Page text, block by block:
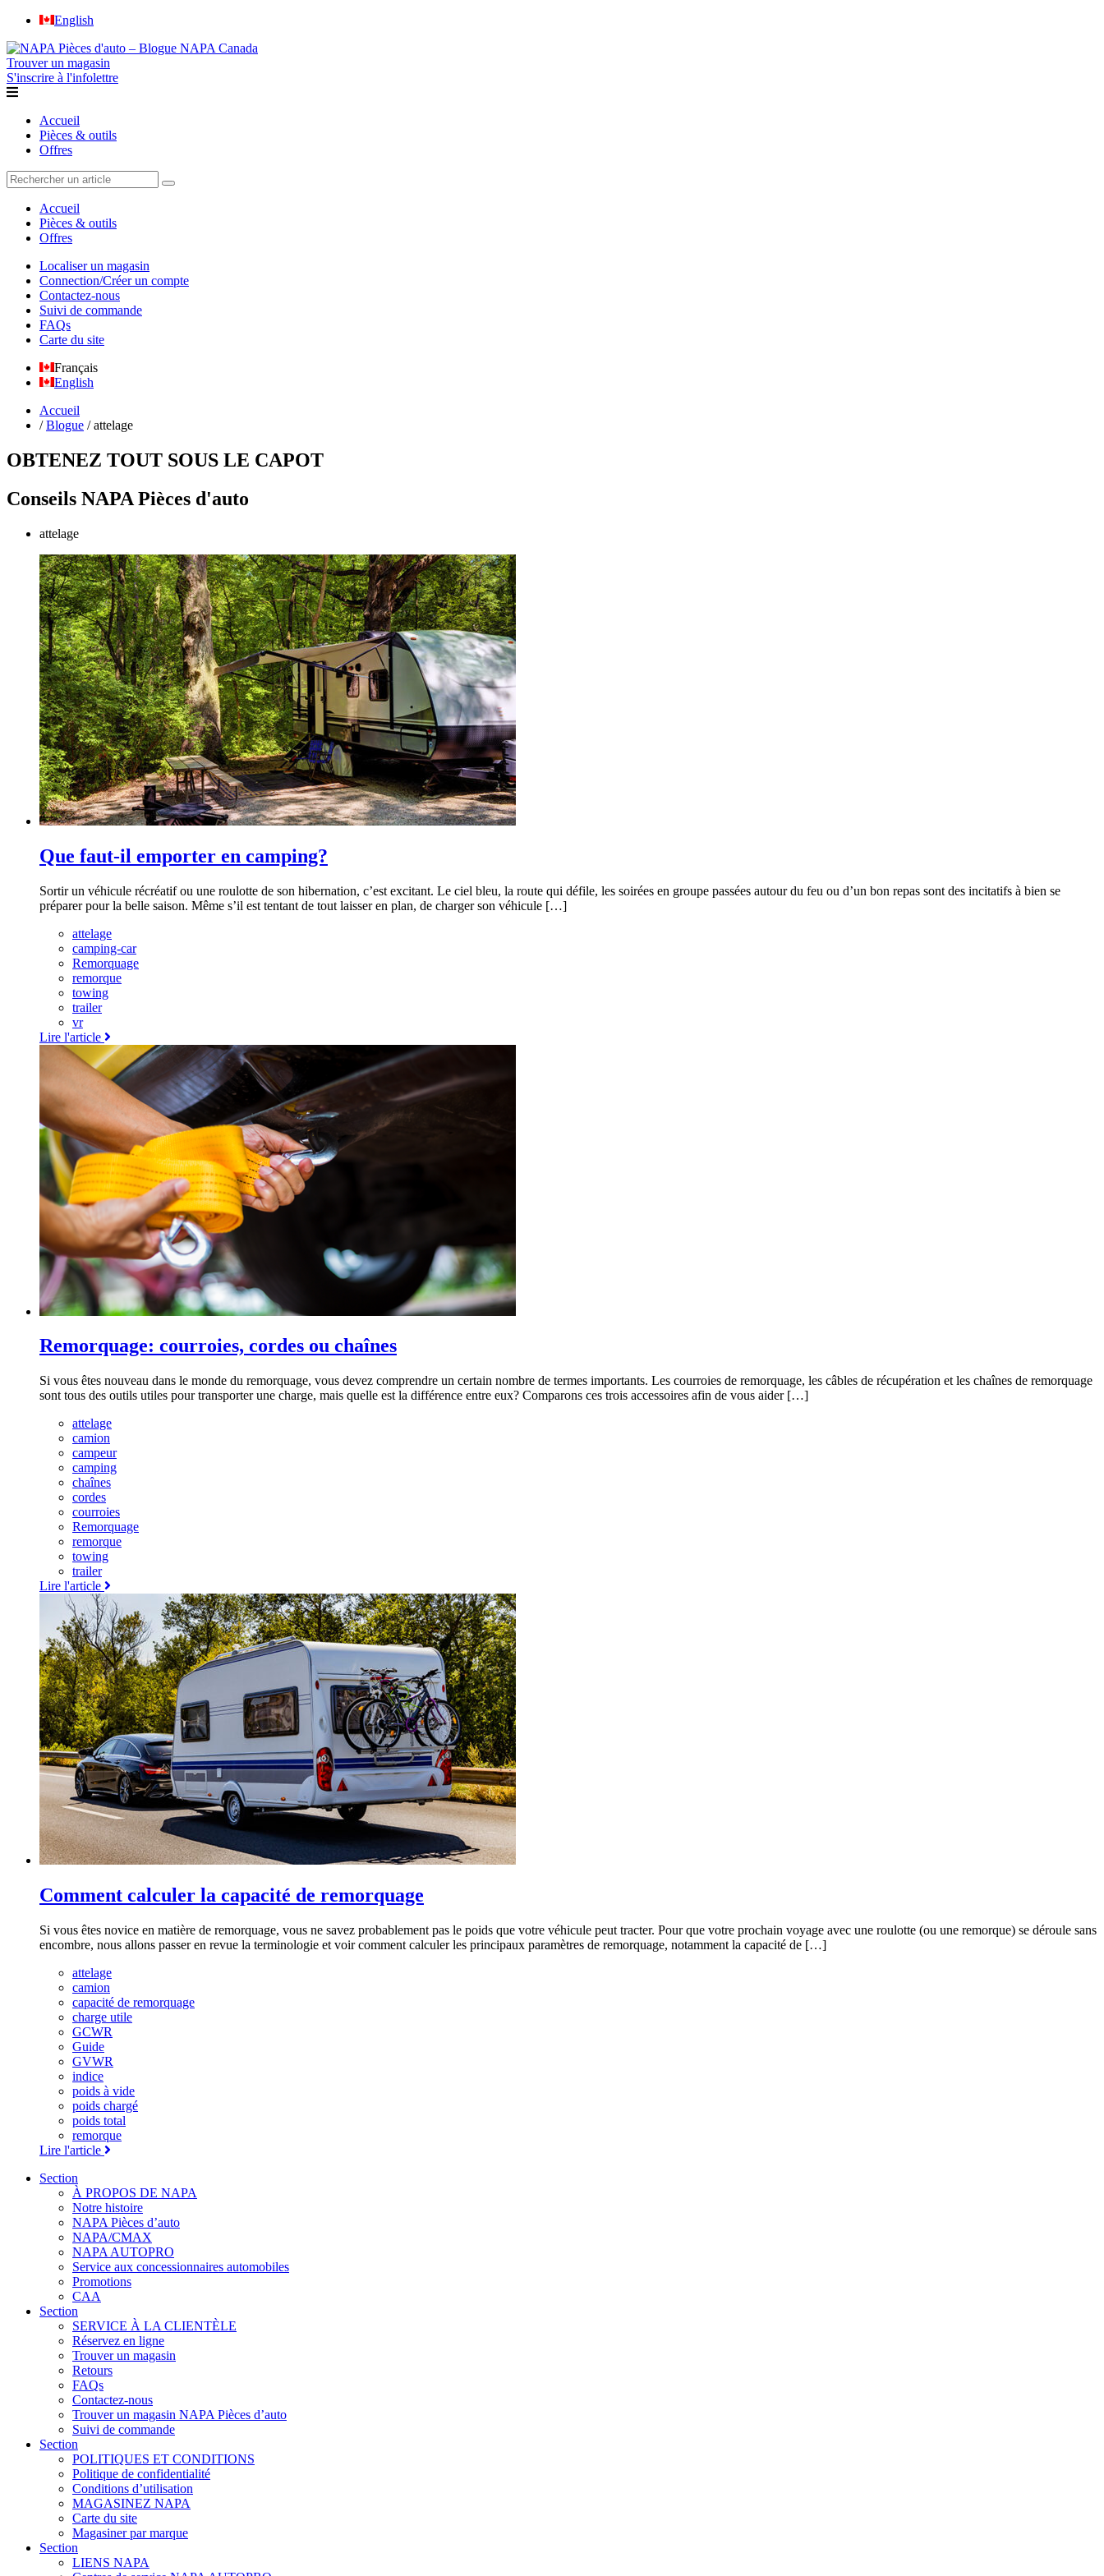
English
Trouver un magasin
S'inscrire à l'infolettre
Accueil
Pièces & outils
Offres
Accueil
Pièces & outils
Offres
Localiser un magasin
Connection/Créer un compte
Contactez-nous
Suivi de commande
FAQs
Carte du site
Français
English
Accueil
/ Blogue /attelage
OBTENEZ TOUT SOUS LE CAPOT
Conseils NAPA Pièces d'auto
attelage
Que faut-il emporter en camping?
Sortir un véhicule récréatif ou une roulotte de son hibernation, c’est excitant. Le ciel bleu, la route qui défile, les soirées en groupe passées autour du feu ou d’un bon repas sont des incitatifs à bien se
préparer pour la belle saison. Même s’il est tentant de tout laisser en plan, de charger son véhicule […]
attelage
camping-car
Remorquage
remorque
towing
trailer
vr
Lire l'article
Remorquage: courroies, cordes ou chaînes
Si vous êtes nouveau dans le monde du remorquage, vous devez comprendre un certain nombre de termes importants. Les courroies de remorquage, les câbles de récupération et les chaînes de remorquage
sont tous des outils utiles pour transporter une charge, mais quelle est la différence entre eux? Comparons ces trois accessoires afin de vous aider […]
attelage
camion
campeur
camping
chaînes
cordes
courroies
Remorquage
remorque
towing
trailer
Lire l'article
Comment calculer la capacité de remorquage
Si vous êtes novice en matière de remorquage, vous ne savez probablement pas le poids que votre véhicule peut tracter. Pour que votre prochain voyage avec une roulotte (ou une remorque) se déroule sans
encombre, nous allons passer en revue la terminologie et voir comment calculer les principaux paramètres de remorquage, notamment la capacité de […]
attelage
camion
capacité de remorquage
charge utile
GCWR
Guide
GVWR
indice
poids à vide
poids chargé
poids total
remorque
Lire l'article
Section
À PROPOS DE NAPA
Notre histoire
NAPA Pièces d’auto
NAPA/CMAX
NAPA AUTOPRO
Service aux concessionnaires automobiles
Promotions
CAA
Section
SERVICE À LA CLIENTÈLE
Réservez en ligne
Trouver un magasin
Retours
FAQs
Contactez-nous
Trouver un magasin NAPA Pièces d’auto
Suivi de commande
Section
POLITIQUES ET CONDITIONS
Politique de confidentialité
Conditions d’utilisation
MAGASINEZ NAPA
Carte du site
Magasiner par marque
Section
LIENS NAPA